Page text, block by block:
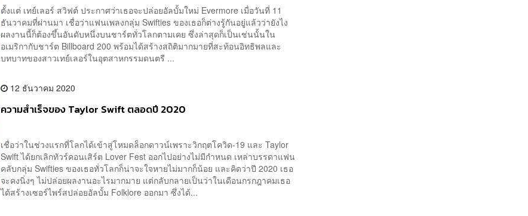
ตั้งแต่ เทย์เลอร์ สวิฟต์ ประกาศว่าเธอจะปล่อยอัลบั้มใหม่ Evermore เมื่อวันที่ 11
ธันวาคมที่ผ่านมา เชื่อว่าแฟนเพลงกลุ่ม Swifties ของเธอก็ต่างรู้กันอยู่แล้วว่ายังไง
ผลงานนี้ก็ต้องขึ้นอันดับหนึ่งบนชาร์ตทั่วโลกตามเคย ซึ่งล่าสุดก็เป็นเช่นนั้นใน
อเมริกากับชาร์ต Billboard 200 พร้อมได้สร้างสถิติมากมายที่สะท้อนอิทธิพลและ
บทบาทของสาวเทย์เลอร์ในอุตสาหกรรมดนตรี ...
12 ธันวาคม 2020
ความสำเร็จของ Taylor Swift ตลอดปี 2020
เชื่อว่าในช่วงแรกที่โลกได้เข้าสู่โหมดล็อกดาวน์เพราะวิกฤตโควิด-19 และ Taylor
Swift ได้ยกเลิกทัวร์คอนเสิร์ต Lover Fest ออกไปอย่างไม่มีกำหนด เหล่าบรรดาแฟน
คลับกลุ่ม Swifties ของเธอทั่วโลกก็น่าจะใจหายไม่มากก็น้อย และคิดว่าปี 2020 เธอ
จะคงนิ่งๆ ไม่ปล่อยผลงานอะไรมากมาย แต่กลับกลายเป็นว่าในเดือนกรกฎาคมเธอ
ได้สร้างเซอร์ไพร์สปล่อยอัลบั้ม Folklore ออกมา ซึ่งได้...